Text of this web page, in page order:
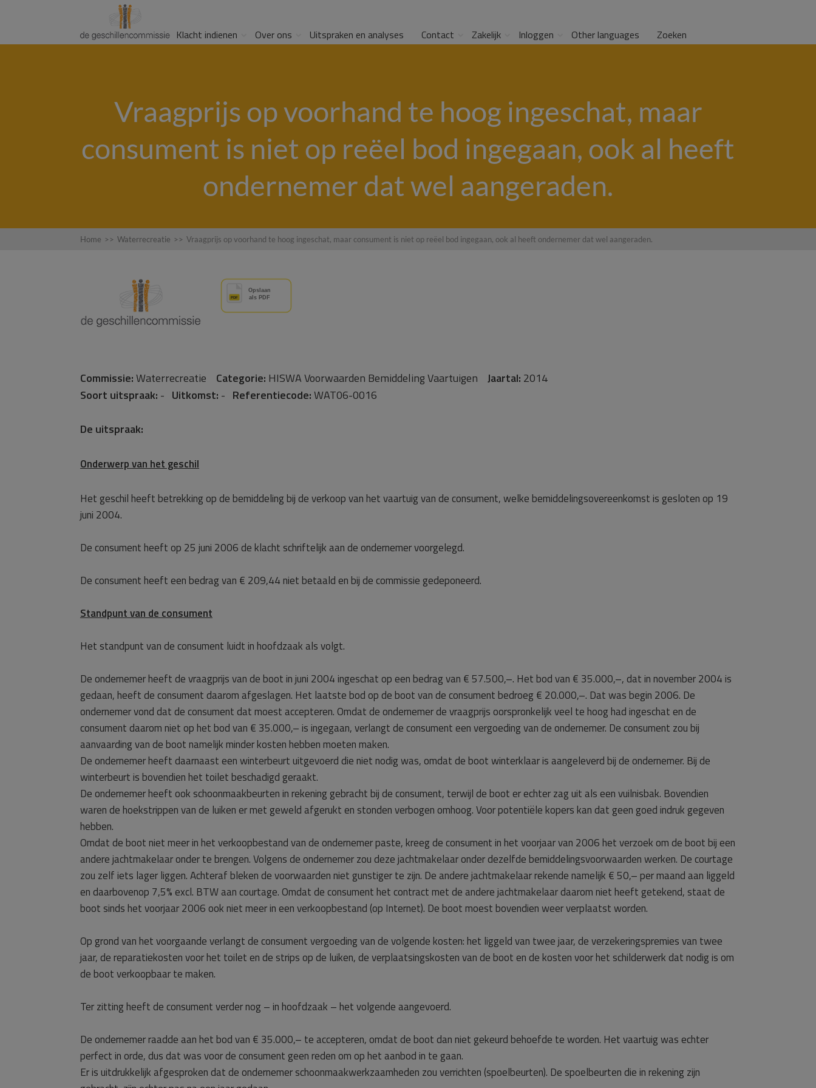
Klacht indienen Over ons Uitspraken en analyses Contact Zakelijk Inloggen Other languages Zoeken
Vraagprijs op voorhand te hoog ingeschat, maar
consument is niet op reëel bod ingegaan, ook al heeft
ondernemer dat wel aangeraden.
Home >> Waterrecreatie >> Vraagprijs op voorhand te hoog ingeschat, maar consument is niet op reëel bod ingegaan, ook al heeft ondernemer dat wel aangeraden.
Commissie:Waterrecreatie Categorie: HISWA Voorwaarden Bemiddeling Vaartuigen Jaartal: 2014
Soort uitspraak: - Uitkomst: - Referentiecode:WAT06-0016
De uitspraak:
Onderwerp van het geschil
Het geschil heeft betrekking op de bemiddeling bij de verkoop van het vaartuig van de consument, welke bemiddelingsovereenkomst is gesloten op 19
juni 2004.
De consument heeft op 25 juni 2006 de klacht schriftelijk aan de ondernemer voorgelegd.
De consument heeft een bedrag van € 209,44 niet betaald en bij de commissie gedeponeerd.
Standpunt van de consument
Het standpunt van de consument luidt in hoofdzaak als volgt.
De ondernemer heeft de vraagprijs van de boot in juni 2004 ingeschat op een bedrag van € 57.500,–. Het bod van € 35.000,–, dat in november 2004 is
gedaan, heeft de consument daarom afgeslagen. Het laatste bod op de boot van de consument bedroeg € 20.000,–. Dat was begin 2006. De
ondernemer vond dat de consument dat moest accepteren. Omdat de ondernemer de vraagprijs oorspronkelijk veel te hoog had ingeschat en de
consument daarom niet op het bod van € 35.000,– is ingegaan, verlangt de consument een vergoeding van de ondernemer. De consument zou bij
aanvaarding van de boot namelijk minder kosten hebben moeten maken.
De ondernemer heeft daarnaast een winterbeurt uitgevoerd die niet nodig was, omdat de boot winterklaar is aangeleverd bij de ondernemer. Bij de
winterbeurt is bovendien het toilet beschadigd geraakt.
De ondernemer heeft ook schoonmaakbeurten in rekening gebracht bij de consument, terwijl de boot er echter zag uit als een vuilnisbak. Bovendien
waren de hoekstrippen van de luiken er met geweld afgerukt en stonden verbogen omhoog. Voor potentiële kopers kan dat geen goed indruk gegeven
hebben.
Omdat de boot niet meer in het verkoopbestand van de ondernemer paste, kreeg de consument in het voorjaar van 2006 het verzoek om de boot bij een
andere jachtmakelaar onder te brengen. Volgens de ondernemer zou deze jachtmakelaar onder dezelfde bemiddelingsvoorwaarden werken. De courtage
zou zelf iets lager liggen. Achteraf bleken de voorwaarden niet gunstiger te zijn. De andere jachtmakelaar rekende namelijk € 50,– per maand aan liggeld
en daarbovenop 7,5% excl. BTW aan courtage. Omdat de consument het contract met de andere jachtmakelaar daarom niet heeft getekend, staat de
boot sinds het voorjaar 2006 ook niet meer in een verkoopbestand (op Internet). De boot moest bovendien weer verplaatst worden.
Op grond van het voorgaande verlangt de consument vergoeding van de volgende kosten: het liggeld van twee jaar, de verzekeringspremies van twee
jaar, de reparatiekosten voor het toilet en de strips op de luiken, de verplaatsingskosten van de boot en de kosten voor het schilderwerk dat nodig is om
de boot verkoopbaar te maken.
Ter zitting heeft de consument verder nog – in hoofdzaak – het volgende aangevoerd.
De ondernemer raadde aan het bod van € 35.000,– te accepteren, omdat de boot dan niet gekeurd behoefde te worden. Het vaartuig was echter
perfect in orde, dus dat was voor de consument geen reden om op het aanbod in te gaan.
Er is uitdrukkelijk afgesproken dat de ondernemer schoonmaakwerkzaamheden zou verrichten (spoelbeurten). De spoelbeurten die in rekening zijn